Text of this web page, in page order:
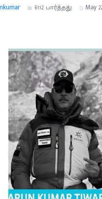
6112 பார்த்தது May